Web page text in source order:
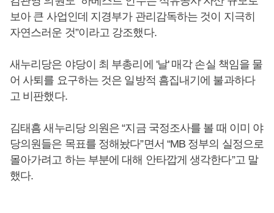
보아 큰 사업인데 지경부가 관리감독하는 것이 지극히
자연스러운 것”이라고 강조했다.
새누리당은 야당이 최 부총리에 '날' 매각 손실 책임을 물
어 사퇴를 요구하는 것은 일방적 흠집내기에 불과하다
고 비판했다.
김태흠 새누리당 의원은 “지금 국정조사를 볼 때 이미 야
당의원들은 목표를 정해놨다”면서 “MB 정부의 실정으로
몰아가려고 하는 부분에 대해 안타깝게 생각한다”고 말
했다.